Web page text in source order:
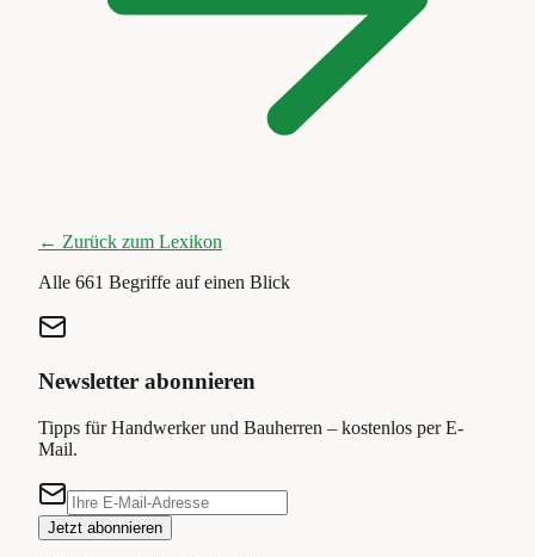
← Zurück zum Lexikon
Alle 661 Begriffe auf einen Blick
Newsletter abonnieren
Tipps für Handwerker und Bauherren – kostenlos per E-
Mail.
Jetzt abonnieren